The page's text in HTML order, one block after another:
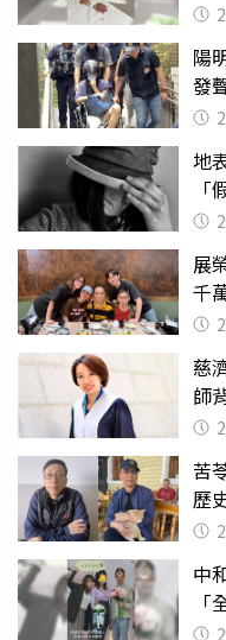
陽
發
地
展
千
慈
師
苦
歷
中
摔